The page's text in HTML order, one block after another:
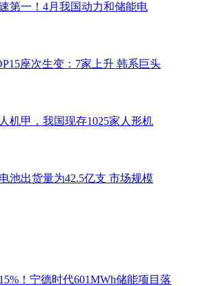
第一！4月我国动力和储能电
座次生变：7家上升 韩系巨头
机甲，我国现存1025家人形机
池出货量为42.5亿支 市场规模
！宁德时代601MWh储能项目落